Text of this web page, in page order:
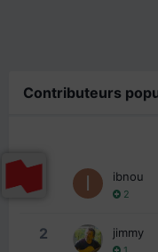
Contributeurs
ibnou
2
2 jimmy